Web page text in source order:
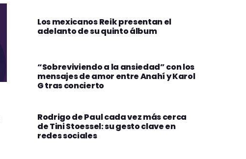
Los mexicanos Reik presentan el
adelanto de su quinto álbum
“Sobreviviendo a la ansiedad” con los
mensajes de amor entre Anahí y Karol
G tras concierto
Rodrigo de Paul cada vez más cerca
de Tini Stoessel: su gesto clave en
redes sociales